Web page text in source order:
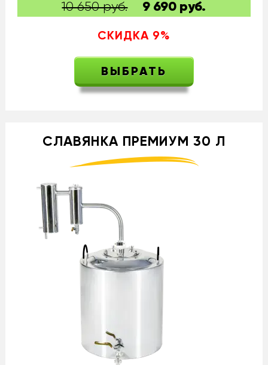
10 650 руб. 9 690 руб.
СКИДКА 9%
ВЫБРАТЬ
СЛАВЯНКА ПРЕМИУМ 30 Л